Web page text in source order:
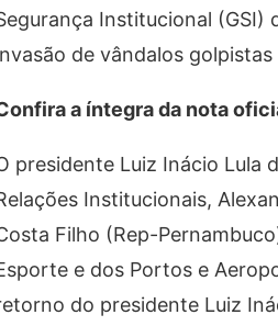
Institucional (GSI)
de vândalos
a íntegra da nota
presidente Luiz Inácio Lula
Institucionais,
Filho (Rep-
e dos Portos e
do presidente Luiz